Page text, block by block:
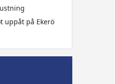
uppåt på Ekerö